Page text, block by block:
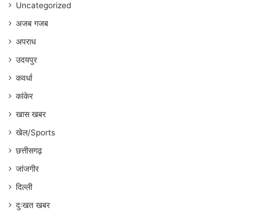
Uncategorized
अजब गजब
अपराध
उदयपुर
कवर्धा
कांकेर
खास खबर
खेल/Sports
छत्तीसगढ़
जांजगीर
दिल्ली
दुःखत खबर